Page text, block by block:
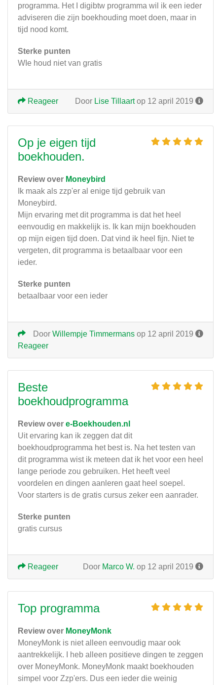
programma. Het I digibtw programma wil ik een ieder
adviseren die zijn boekhouding moet doen, maar in
tijd nood komt.
Sterke punten
WIe houd niet van gratis
Door Lise Tillaartop 12 april 2019
Reageer
Op je eigen tijd
boekhouden.
Review over Moneybird
Ik maak als zzp'er al enige tijd gebruik van
Moneybird.
Mijn ervaring met dit programma is dat het heel
eenvoudig en makkelijk is. Ik kan mijn boekhouden
op mijn eigen tijd doen. Dat vind ik heel fijn. Niet te
vergeten, dit programma is betaalbaar voor een
ieder.
Sterke punten
betaalbaar voor een ieder
Door Willempje Timmermans op 12 april 2019
Reageer
Beste
boekhoudprogramma
Review over e-Boekhouden.nl
Uit ervaring kan ik zeggen dat dit
boekhoudprogramma het best is. Na het testen van
dit programma wist ik meteen dat ik het voor een heel
lange periode zou gebruiken. Het heeft veel
voordelen en dingen aanleren gaat heel soepel.
Voor starters is de gratis cursus zeker een aanrader.
Sterke punten
gratis cursus
Door Marco W. op 12 april 2019
Reageer
Top programma
Review over MoneyMonk
MoneyMonk is niet alleen eenvoudig maar ook
aantrekkelijk. I heb alleen positieve dingen te zeggen
over MoneyMonk. MoneyMonk maakt boekhouden
simpel voor Zzp'ers. Dus een ieder die weinig